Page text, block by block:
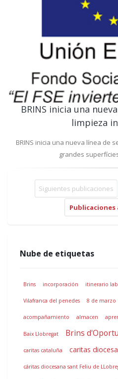
BRINS inicia una
limpieza
BRINS inicia una nueva línea de
grandes
Siguientes publicaciones
Nube de etiquetas
Brins incorporación itinerario
Vilafranca del penedes 8 de marzo
acompañamiento almacen
Baix Llobregat Brins
caritas cataluña caritas
cáritas diocesana sant Feliu de